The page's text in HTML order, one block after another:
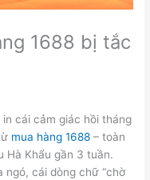
1688 bị tắc
cái cảm giác hồi tháng
mua hàng 1688 – toàn
Hà Khẩu gần 3 tuần.
ngó, cái dòng chữ “chờ